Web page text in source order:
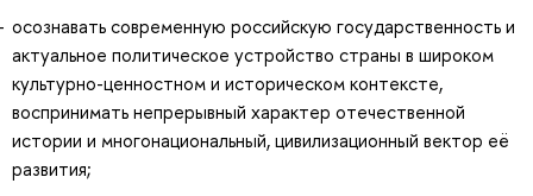
осознавать современную российскую государственность и
актуальное политическое устройство страны в широком
культурно-ценностном и историческом контексте,
воспринимать непрерывный характер отечественной
истории и многонациональный, цивилизационный вектор её
развития;